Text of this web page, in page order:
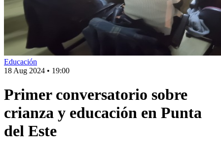
Educación
18 Aug 2024 • 19:00
Primer conversatorio sobre
crianza y educación en Punta
del Este